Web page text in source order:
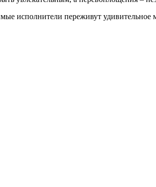
исполнители переживут удивительное